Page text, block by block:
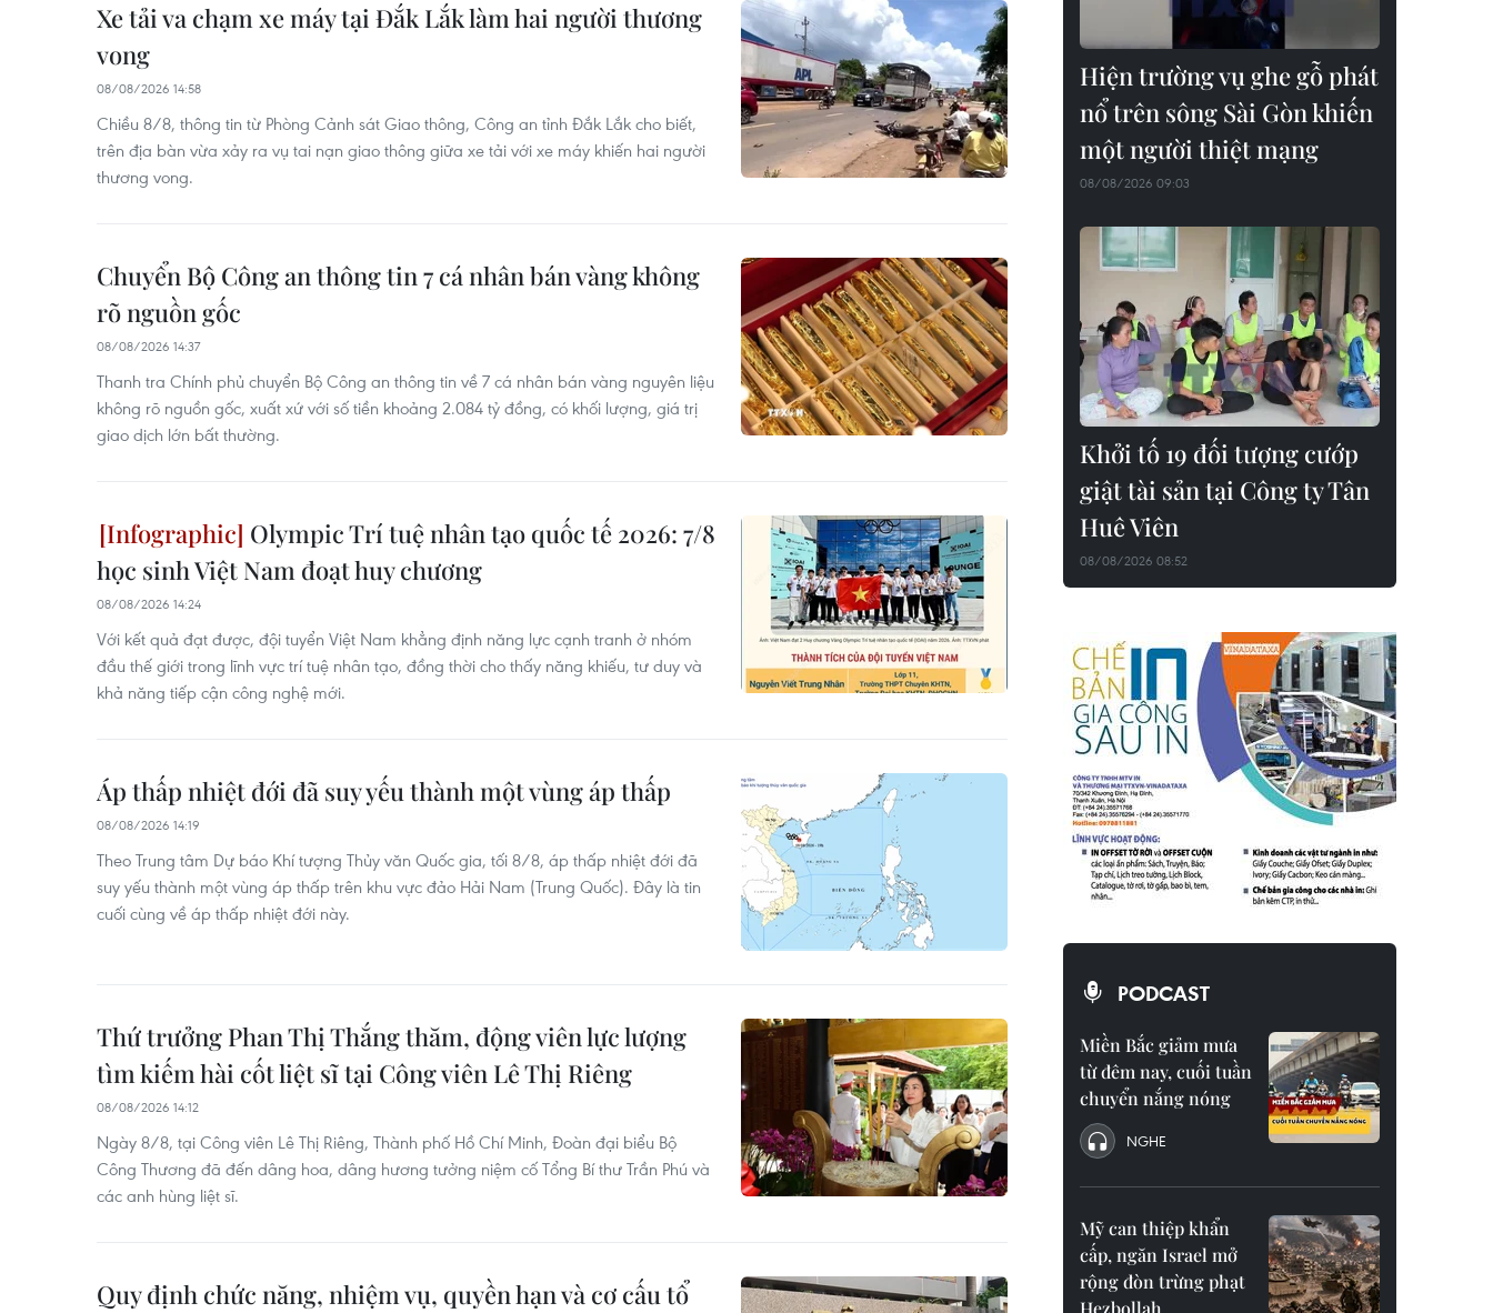
Xe tải va chạm xe máy tại Đắk Lắk làm hai người thương
vong
08/08/2026 14:58
Chiều 8/8, thông tin từ Phòng Cảnh sát Giao thông, Công an tỉnh Đắk Lắk cho biết,
trên địa bàn vừa xảy ra vụ tai nạn giao thông giữa xe tải với xe máy khiến hai người
thương vong.
Chuyển Bộ Công an thông tin 7 cá nhân bán vàng không
rõ nguồn gốc
08/08/2026 14:37
Thanh tra Chính phủ chuyển Bộ Công an thông tin về 7 cá nhân bán vàng nguyên liệu
không rõ nguồn gốc, xuất xứ với số tiền khoảng 2.084 tỷ đồng, có khối lượng, giá trị
giao dịch lớn bất thường.
Olympic Trí tuệ nhân tạo quốc tế 2026: 7/8
học sinh Việt Nam đoạt huy chương
08/08/2026 14:24
Với kết quả đạt được, đội tuyển Việt Nam khẳng định năng lực cạnh tranh ở nhóm
đầu thế giới trong lĩnh vực trí tuệ nhân tạo, đồng thời cho thấy năng khiếu, tư duy và
khả năng tiếp cận công nghệ mới.
Áp thấp nhiệt đới đã suy yếu thành một vùng áp thấp
08/08/2026 14:19
Theo Trung tâm Dự báo Khí tượng Thủy văn Quốc gia, tối 8/8, áp thấp nhiệt đới đã
suy yếu thành một vùng áp thấp trên khu vực đảo Hải Nam (Trung Quốc). Đây là tin
cuối cùng về áp thấp nhiệt đới này.
Thứ trưởng Phan Thị Thắng thăm, động viên lực lượng
tìm kiếm hài cốt liệt sĩ tại Công viên Lê Thị Riêng
08/08/2026 14:12
Ngày 8/8, tại Công viên Lê Thị Riêng, Thành phố Hồ Chí Minh, Đoàn đại biểu Bộ
Công Thương đã đến dâng hoa, dâng hương tưởng niệm cố Tổng Bí thư Trần Phú và
các anh hùng liệt sĩ.
Quy định chức năng, nhiệm vụ, quyền hạn và cơ cấu tổ
Hiện trường vụ ghe gỗ phát
nổ trên sông Sài Gòn khiến
một người thiệt mạng
08/08/2026 09:03
Khởi tố 19 đối tượng cướp
giật tài sản tại Công ty Tân
Huê Viên
08/08/2026 08:52
PODCAST
Miền Bắc giảm mưa
từ đêm nay, cuối tuần
chuyển nắng nóng
NGHE
Mỹ can thiệp khẩn
cấp, ngăn Israel mở
rộng đòn trừng phạt
Hezbollah